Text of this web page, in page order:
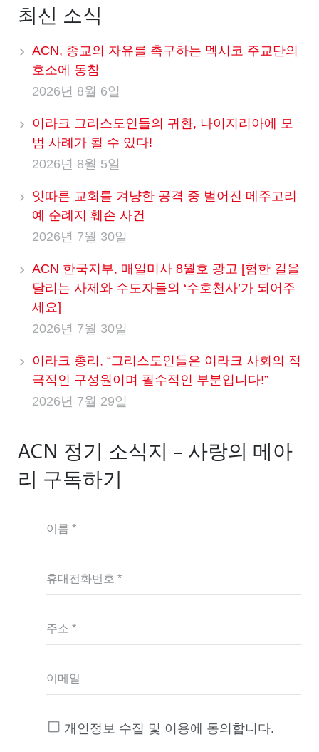
최신 소식
ACN, 종교의 자유를 촉구하는 멕시코 주교단의
호소에 동참
2026년 8월 6일
이라크 그리스도인들의 귀환, 나이지리아에 모
범 사례가 될 수 있다!
2026년 8월 5일
잇따른 교회를 겨냥한 공격 중 벌어진 메주고리
예 순례지 훼손 사건
2026년 7월 30일
ACN 한국지부, 매일미사 8월호 광고 [험한 길을
달리는 사제와 수도자들의 ‘수호천사’가 되어주
세요]
2026년 7월 30일
이라크 총리, “그리스도인들은 이라크 사회의 적
극적인 구성원이며 필수적인 부분입니다!”
2026년 7월 29일
ACN 정기 소식지 – 사랑의 메아
리 구독하기
이름 *
휴대전화번호 *
주소 *
이메일
개인정보 수집 및 이용에 동의합니다.